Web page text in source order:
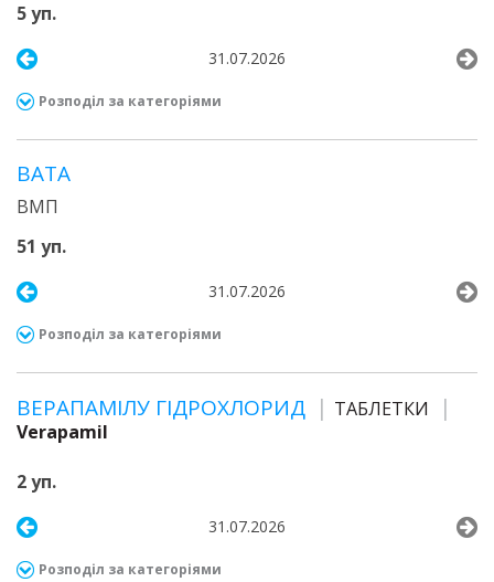
5 уп.
31.07.2026
Розподіл за категоріями
ВАТА
ВМП
51 уп.
31.07.2026
Розподіл за категоріями
ВЕРАПАМІЛУ ГІДРОХЛОРИД
ТАБЛЕТКИ
Verapamil
2 уп.
31.07.2026
Розподіл за категоріями